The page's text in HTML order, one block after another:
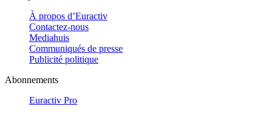
À propos d’Euractiv
Contactez-nous
Mediahuis
Communiqués de presse
Publicité politique
Abonnements
Euractiv Pro